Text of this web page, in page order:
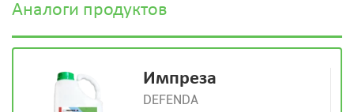
Аналоги продуктов
Импреза
DEFENDA